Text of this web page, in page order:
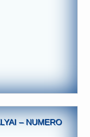
– NUMERO